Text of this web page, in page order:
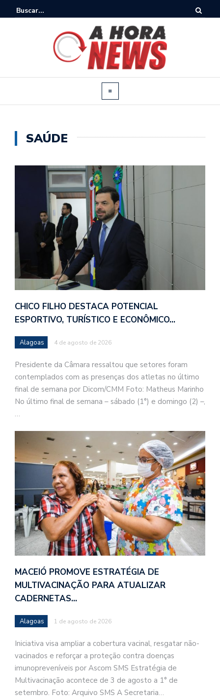
SAÚDE
CHICO FILHO DESTACA POTENCIAL
ESPORTIVO, TURÍSTICO E ECONÔMICO…
Alagoas 4 de agosto de 2026
Presidente da Câmara ressaltou que setores foram
contemplados com as presenças dos atletas no último
final de semana por Dicom/CMM Foto: Matheus Marinho
No último final de semana – sábado (1°) e domingo (2) –,
…
MACEIÓ PROMOVE ESTRATÉGIA DE
MULTIVACINAÇÃO PARA ATUALIZAR
CADERNETAS…
Alagoas 1 de agosto de 2026
Iniciativa visa ampliar a cobertura vacinal, resgatar não-
vacinados e reforçar a proteção contra doenças
imunopreveníveis por Ascom SMS Estratégia de
Multivacinação acontece de 3 de agosto a 1° de
setembro. Foto: Arquivo SMS A Secretaria…